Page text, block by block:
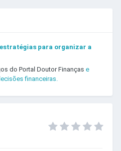
para organizar a
do Portal Doutor Finanças e
financeiras.